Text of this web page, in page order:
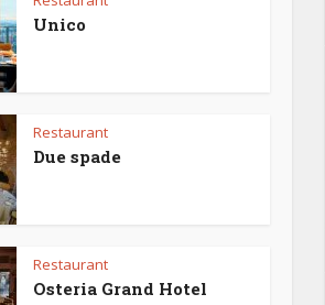
Unico
Restaurant
Due spade
Restaurant
Osteria Grand Hotel